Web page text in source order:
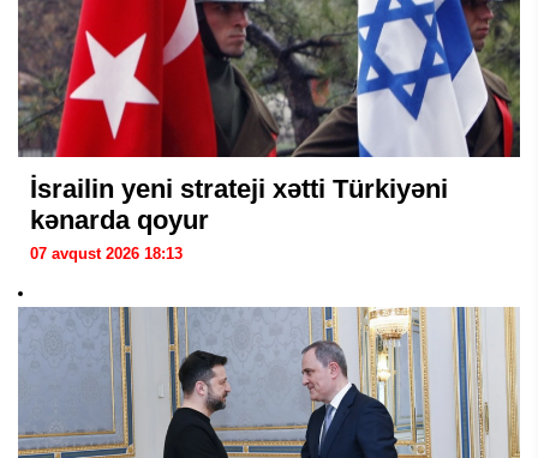
İsrailin yeni strateji xətti Türkiyəni
kənarda qoyur
07 avqust 2026 18:13